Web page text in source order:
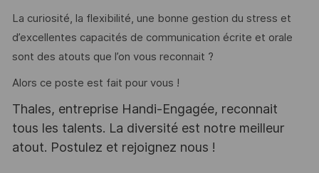
La curiosité, la flexibilité, une bonne gestion du stress et
d’excellentes capacités de communication écrite et orale
sont des atouts que l’on vous reconnait ?
Alors ce poste est fait pour vous !
Thales, entreprise Handi-Engagée, reconnait
tous les talents. La diversité est notre meilleur
atout. Postulez et rejoignez nous !